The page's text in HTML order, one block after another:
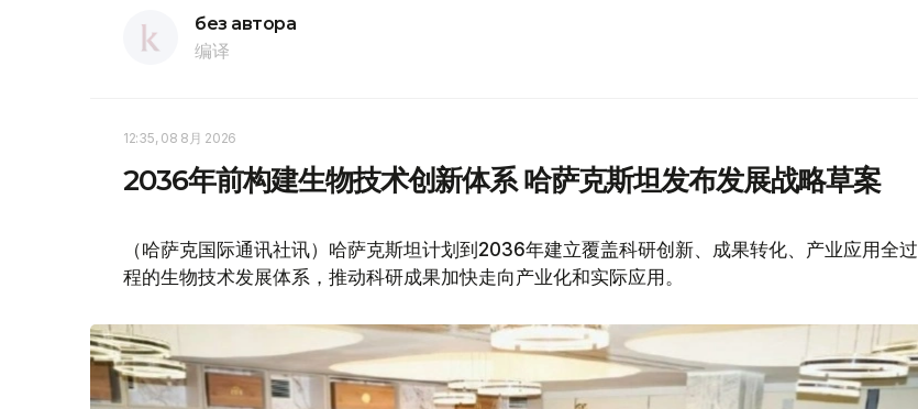
без автора
编译
12:35, 08 8月 2026
2036年前构建生物技术创新体系 哈萨克斯坦发布发展战略草案
（哈萨克国际通讯社讯）哈萨克斯坦计划到2036年建立覆盖科研创新、成果转化、产业应用全过
程的生物技术发展体系，推动科研成果加快走向产业化和实际应用。